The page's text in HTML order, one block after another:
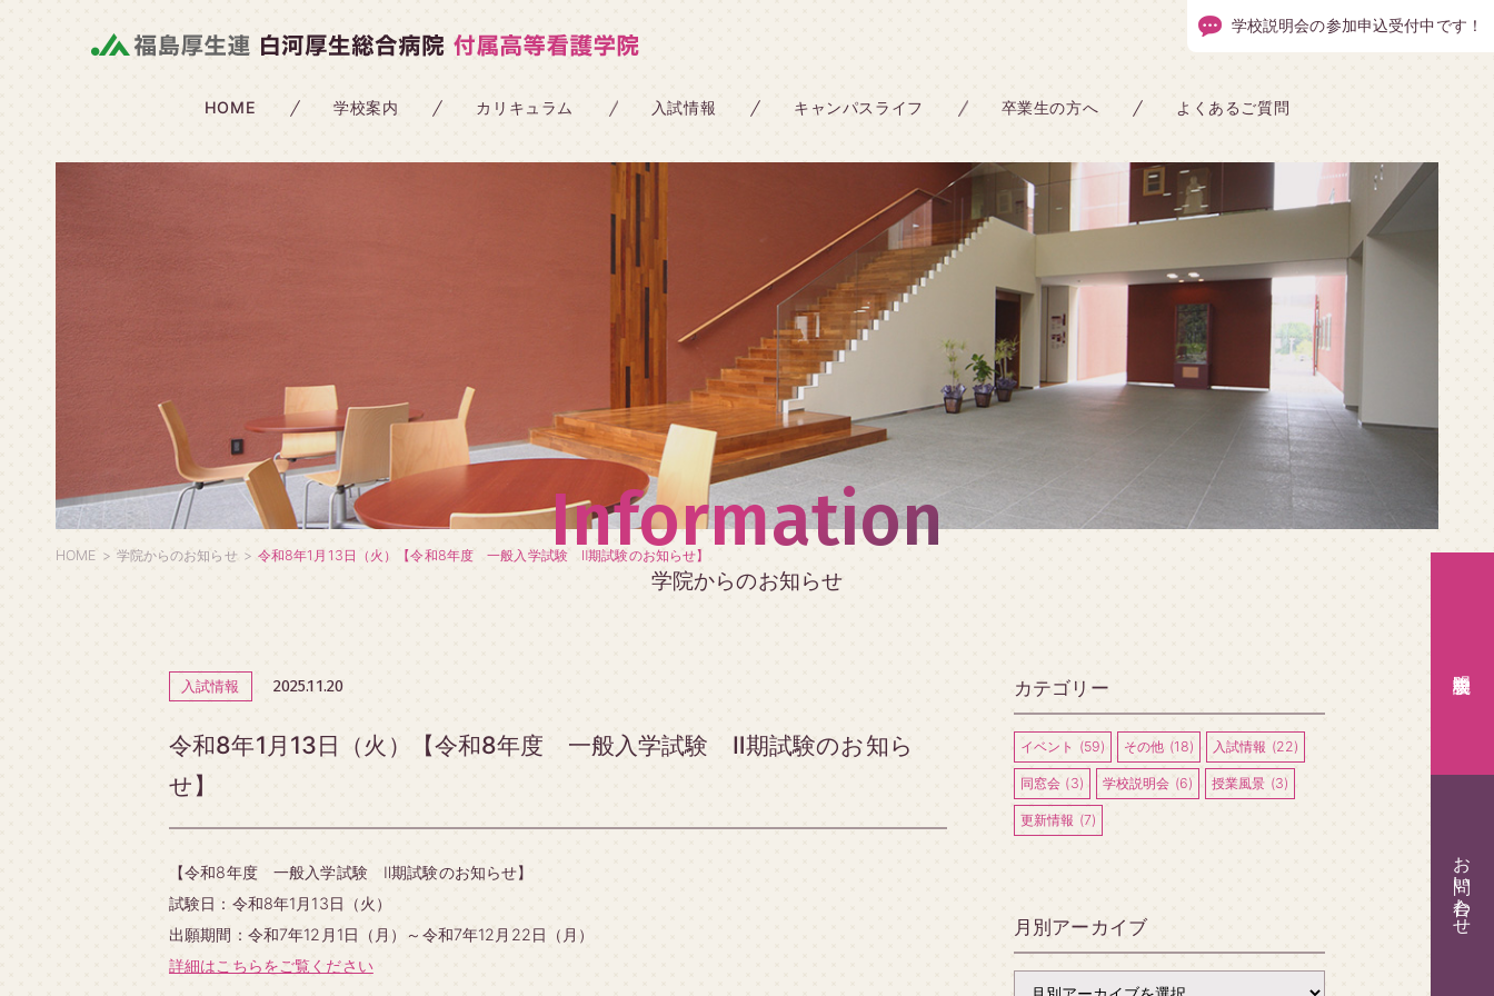
HOME 学校案内 カリキュラム 入試情報 キャンパスライフ 卒業生の方へ よくあるご質問
学校説明会の参加申込受付中です！
Information
学院からのお知らせ
HOME 学院からのお知らせ 令和8年1月13日（火）【令和8年度 一般入学試験 Ⅱ期試験のお知らせ】
入試情報 2025.11.20
令和8年1月13日（火）【令和8年度 一般入学試験 Ⅱ期試験のお知ら
せ】
【令和8年度 一般入学試験 Ⅱ期試験のお知らせ】
試験日：令和8年1月13日（火）
出願期間：令和7年12月1日（月）～令和7年12月22日（月）
詳細はこちらをご覧ください
カテゴリー
イベント (59) その他 (18) 入試情報 (22)
同窓会 (3) 学校説明会 (6) 授業風景 (3)
更新情報 (7)
月別アーカイブ
お問い合わせ